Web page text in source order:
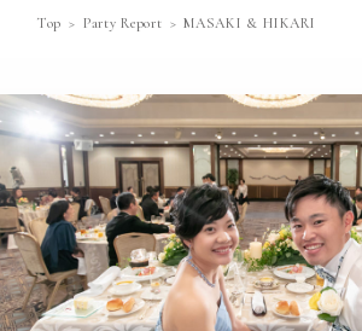
Top Party Report MASAKI & HIKARI